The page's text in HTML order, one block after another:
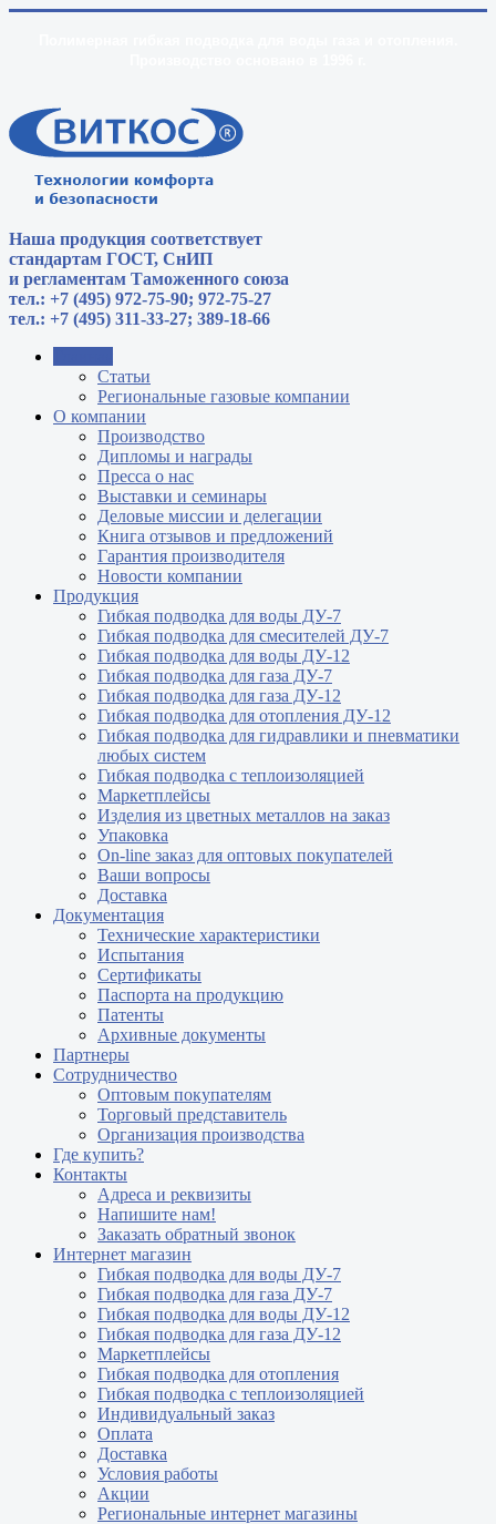
Наша продукция соответствует
стандартам ГОСТ, СнИП
и регламентам Таможенного союза
тел.: +7 (495) 972-75-90; 972-75-27
тел.: +7 (495) 311-33-27; 389-18-66
Статьи
Региональные газовые компании
О компании
Производство
Дипломы и награды
Пресса о нас
Выставки и семинары
Деловые миссии и делегации
Книга отзывов и предложений
Гарантия производителя
Новости компании
Продукция
Гибкая подводка для воды ДУ-7
Гибкая подводка для смесителей ДУ-7
Гибкая подводка для воды ДУ-12
Гибкая подводка для газа ДУ-7
Гибкая подводка для газа ДУ-12
Гибкая подводка для отопления ДУ-12
Гибкая подводка для гидравлики и пневматики
любых систем
Гибкая подводка с теплоизоляцией
Маркетплейсы
Изделия из цветных металлов на заказ
Упаковка
On-line заказ для оптовых покупателей
Ваши вопросы
Доставка
Документация
Технические характеристики
Испытания
Сертификаты
Паспорта на продукцию
Патенты
Архивные документы
Партнеры
Сотрудничество
Оптовым покупателям
Торговый представитель
Организация производства
Где купить?
Контакты
Адреса и реквизиты
Напишите нам!
Заказать обратный звонок
Интернет магазин
Гибкая подводка для воды ДУ-7
Гибкая подводка для газа ДУ-7
Гибкая подводка для воды ДУ-12
Гибкая подводка для газа ДУ-12
Маркетплейсы
Гибкая подводка для отопления
Гибкая подводка с теплоизоляцией
Индивидуальный заказ
Оплата
Доставка
Условия работы
Акции
Региональные интернет магазины